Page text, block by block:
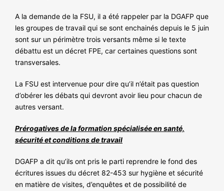
A la demande de la FSU, il a été rappeler par la DGAFP que
les groupes de travail qui se sont enchainés depuis le 5 juin
sont sur un périmètre trois versants même si le texte
débattu est un décret FPE, car certaines questions sont
transversales.
La FSU est intervenue pour dire qu’il n’était pas question
d’obérer les débats qui devront avoir lieu pour chacun de
autres versant.
Prérogatives de la formation spécialisée en santé,
sécurité et conditions de travail
DGAFP a dit qu’ils ont pris le parti reprendre le fond des
écritures issues du décret 82-453 sur hygiène et sécurité
en matière de visites, d’enquêtes et de possibilité de